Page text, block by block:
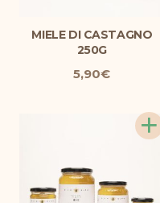
MIELE DI CASTAGNO
250G
5,90€
+